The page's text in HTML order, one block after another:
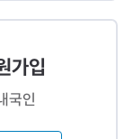
가입
국인